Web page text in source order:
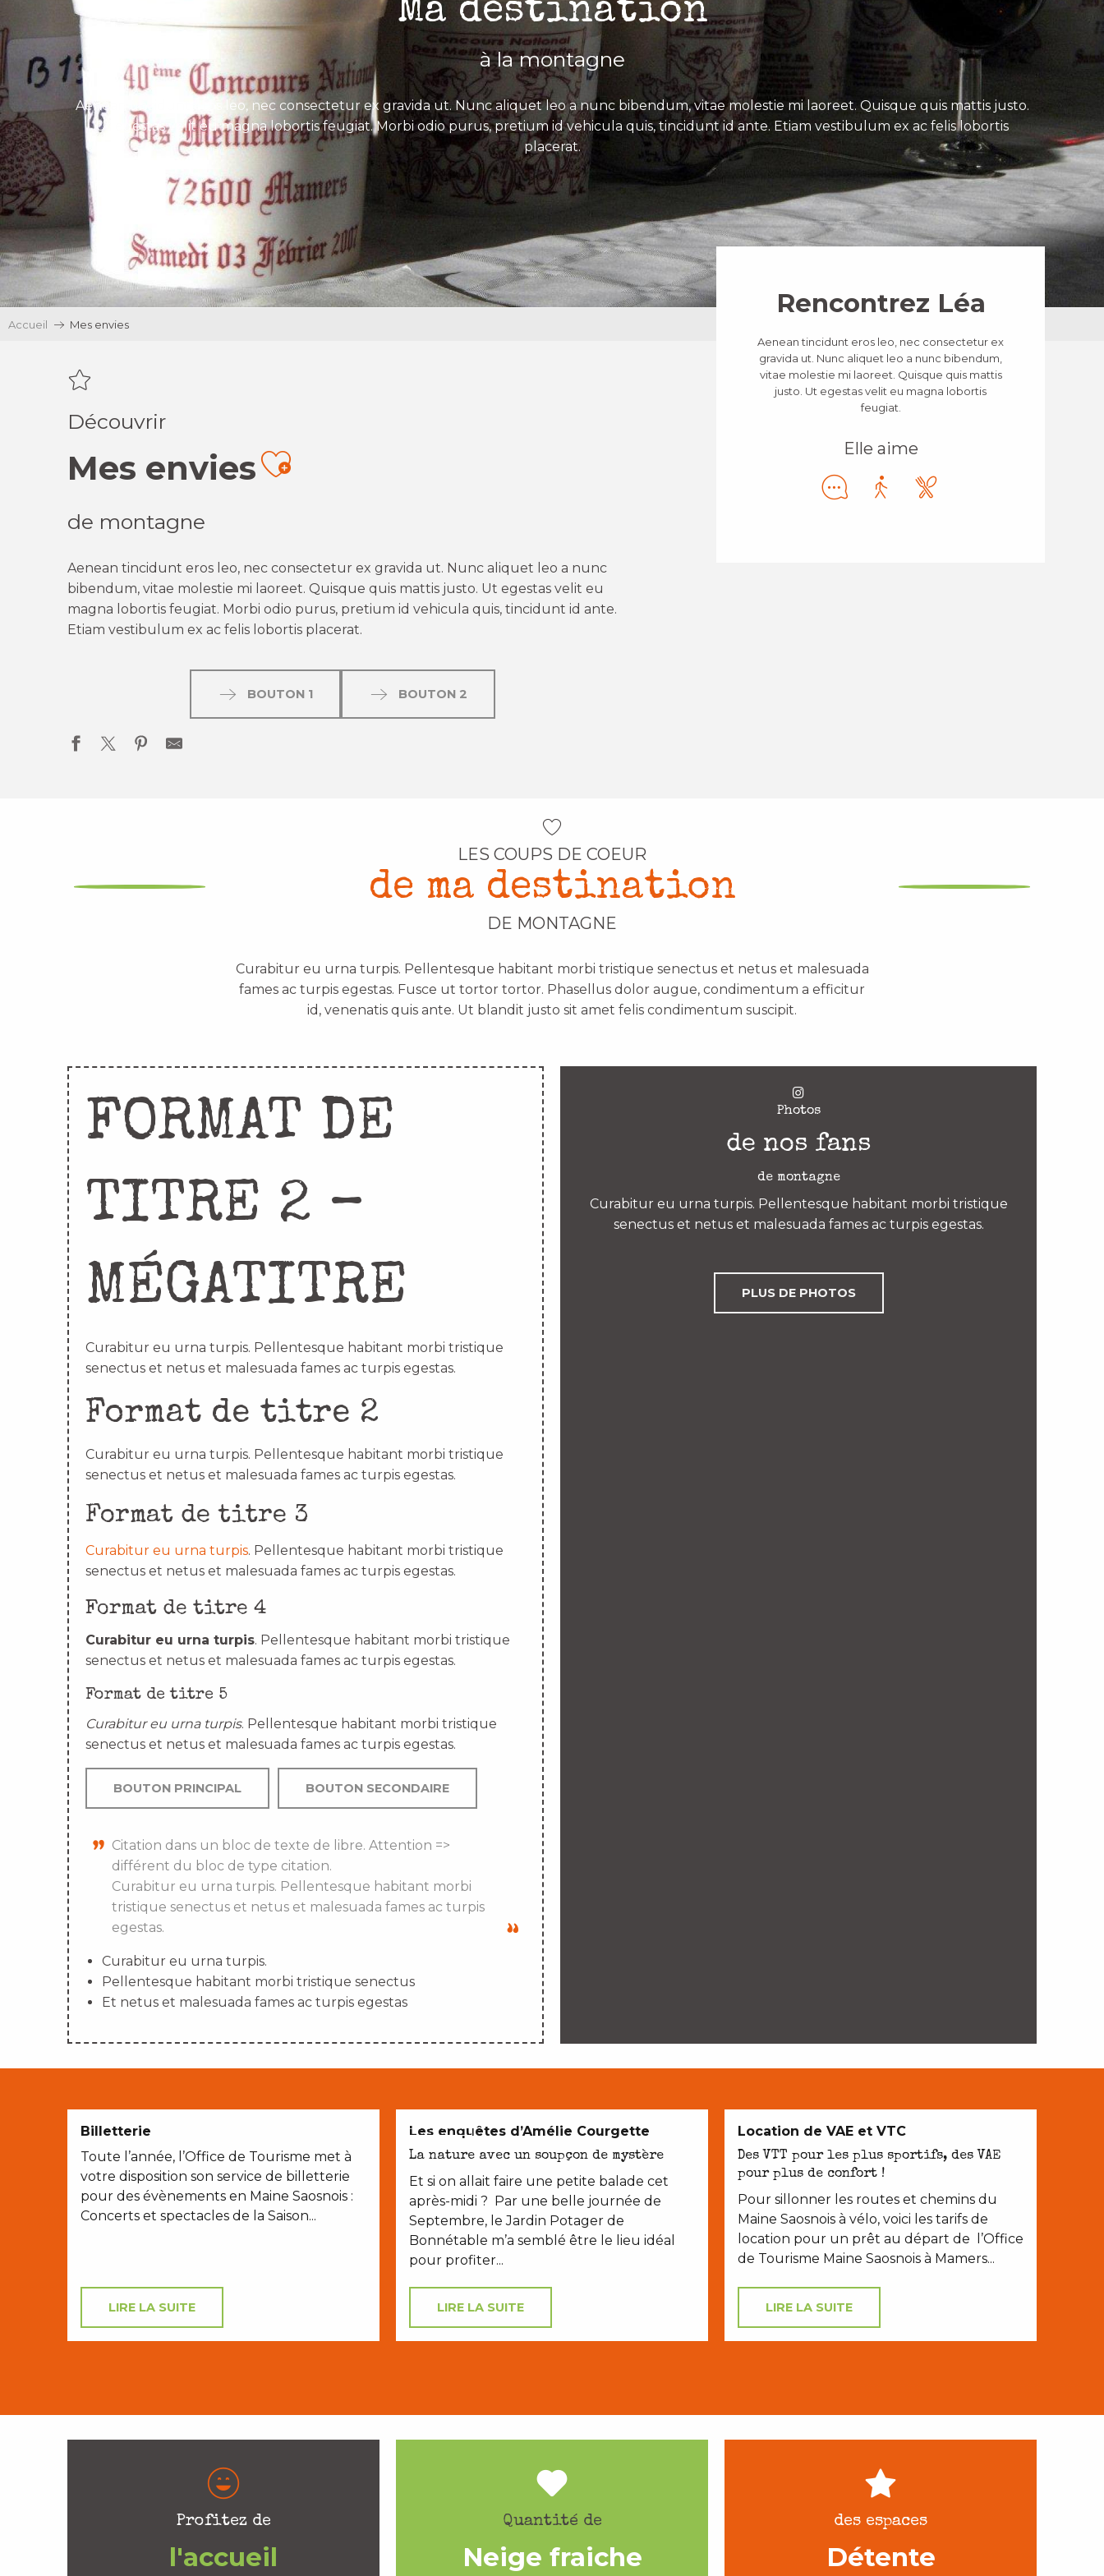
Ma destination
à la montagne
Aenean tincidunt eros leo, nec consectetur ex gravida ut. Nunc aliquet leo a nunc bibendum, vitae molestie mi laoreet. Quisque quis mattis justo.
Ut egestas velit eu magna lobortis feugiat. Morbi odio purus, pretium id vehicula quis, tincidunt id ante. Etiam vestibulum ex ac felis lobortis
placerat.
Accueil Mes envies
Découvrir
Mes enviesAjouter aux favoris
de montagne
Aenean tincidunt eros leo, nec consectetur ex gravida ut. Nunc aliquet leo a nunc
bibendum, vitae molestie mi laoreet. Quisque quis mattis justo. Ut egestas velit eu
magna lobortis feugiat. Morbi odio purus, pretium id vehicula quis, tincidunt id ante.
Etiam vestibulum ex ac felis lobortis placerat.
BOUTON 1 BOUTON 2
Rencontrez Léa
Aenean tincidunt eros leo, nec consectetur ex
gravida ut. Nunc aliquet leo a nunc bibendum,
vitae molestie mi laoreet. Quisque quis mattis
justo. Ut egestas velit eu magna lobortis
feugiat.
Elle aime
LES COUPS DE COEUR
de ma destination
DE MONTAGNE
Curabitur eu urna turpis. Pellentesque habitant morbi tristique senectus et netus et malesuada
fames ac turpis egestas. Fusce ut tortor tortor. Phasellus dolor augue, condimentum a efficitur
id, venenatis quis ante. Ut blandit justo sit amet felis condimentum suscipit.
FORMAT DE
TITRE 2 –
MÉGATITRE
Curabitur eu urna turpis. Pellentesque habitant morbi tristique
senectus et netus et malesuada fames ac turpis egestas.
Format de titre 2
Curabitur eu urna turpis. Pellentesque habitant morbi tristique
senectus et netus et malesuada fames ac turpis egestas.
Format de titre 3
Curabitur eu urna turpis. Pellentesque habitant morbi tristique
senectus et netus et malesuada fames ac turpis egestas.
Format de titre 4
Curabitur eu urna turpis. Pellentesque habitant morbi tristique
senectus et netus et malesuada fames ac turpis egestas.
Format de titre 5
Curabitur eu urna turpis. Pellentesque habitant morbi tristique
senectus et netus et malesuada fames ac turpis egestas.
BOUTON PRINCIPAL BOUTON SECONDAIRE
Citation dans un bloc de texte de libre. Attention =>
différent du bloc de type citation.
Curabitur eu urna turpis. Pellentesque habitant morbi
tristique senectus et netus et malesuada fames ac turpis
egestas.
Curabitur eu urna turpis.
Pellentesque habitant morbi tristique senectus
Et netus et malesuada fames ac turpis egestas
Photos
de nos fans
de montagne
Curabitur eu urna turpis. Pellentesque habitant morbi tristique
senectus et netus et malesuada fames ac turpis egestas.
PLUS DE PHOTOS
Billetterie
Toute l’année, l’Office de Tourisme met à
votre disposition son service de billetterie
pour des évènements en Maine Saosnois :
Concerts et spectacles de la Saison...
LIRE LA SUITE
EN COUPLE
Les enquêtes d’Amélie Courgette
La nature avec un soupçon de mystère
Et si on allait faire une petite balade cet
après-midi ? Par une belle journée de
Septembre, le Jardin Potager de
Bonnétable m’a semblé être le lieu idéal
pour profiter...
LIRE LA SUITE
Location de VAE et VTC
Des VTT pour les plus sportifs, des VAE
pour plus de confort !
Pour sillonner les routes et chemins du
Maine Saosnois à vélo, voici les tarifs de
location pour un prêt au départ de l’Office
de Tourisme Maine Saosnois à Mamers...
LIRE LA SUITE
Profitez de
l'accueil
Quantité de
Neige fraiche
des espaces
Détente